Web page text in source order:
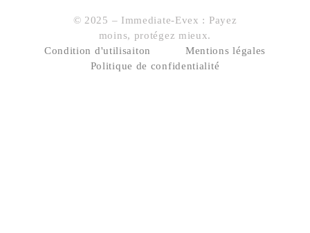
© 2025 – Immediate-Evex : Payez
moins, protégez mieux.
Condition d'utilisaiton
Mentions légales
Politique de confidentialité